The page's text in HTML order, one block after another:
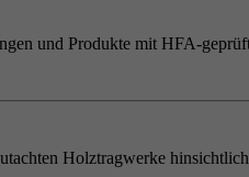
und Produkte mit HFA-
Holztragwerke